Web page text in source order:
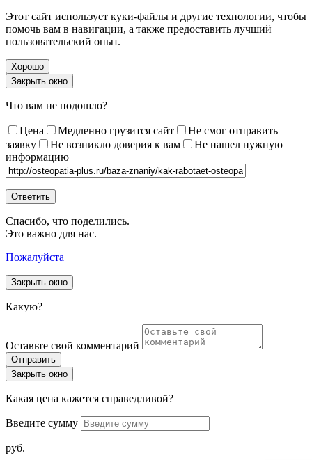
Этот сайт использует куки-файлы и другие технологии, чтобы
помочь вам в навигации, а также предоставить лучший
пользовательский опыт.
Хорошо
Закрыть окно
Что вам не подошло?
Цена Медленно грузится сайт
Не смог отправить
заявку
Не возникло доверия к вам
Не нашел нужную
информацию
Спасибо, что поделились.
Это важно для нас.
Пожалуйста
Закрыть окно
Какую?
Оставьте свой комментарий
Закрыть окно
Какая цена кажется справедливой?
Введите сумму
руб.